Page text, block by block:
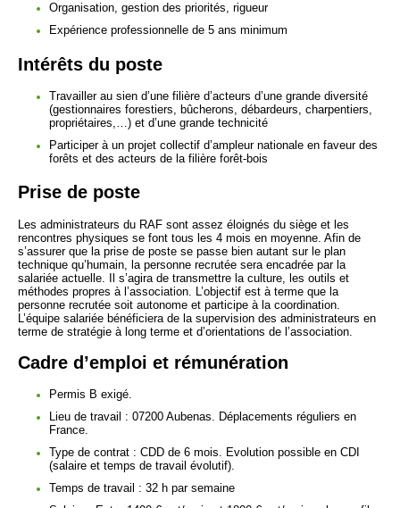
Organisation, gestion des priorités, rigueur
Expérience professionnelle de 5 ans minimum
Intérêts du poste
Travailler au sien d’une filière d’acteurs d’une grande diversité
(gestionnaires forestiers, bûcherons, débardeurs, charpentiers,
propriétaires,…) et d’une grande technicité
Participer à un projet collectif d’ampleur nationale en faveur des
forêts et des acteurs de la filière forêt-bois
Prise de poste
Les administrateurs du RAF sont assez éloignés du siège et les
rencontres physiques se font tous les 4 mois en moyenne. Afin de
s’assurer que la prise de poste se passe bien autant sur le plan
technique qu’humain, la personne recrutée sera encadrée par la
salariée actuelle. Il s’agira de transmettre la culture, les outils et
méthodes propres à l’association. L’objectif est à terme que la
personne recrutée soit autonome et participe à la coordination.
L’équipe salariée bénéficiera de la supervision des administrateurs en
terme de stratégie à long terme et d’orientations de l’association.
Cadre d’emploi et rémunération
Permis B exigé.
Lieu de travail : 07200 Aubenas. Déplacements réguliers en
France.
Type de contrat : CDD de 6 mois. Evolution possible en CDI
(salaire et temps de travail évolutif).
Temps de travail : 32 h par semaine